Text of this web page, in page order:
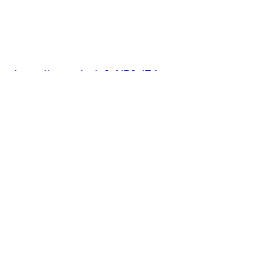
https://youtu.be/eJqN5JqlF4w